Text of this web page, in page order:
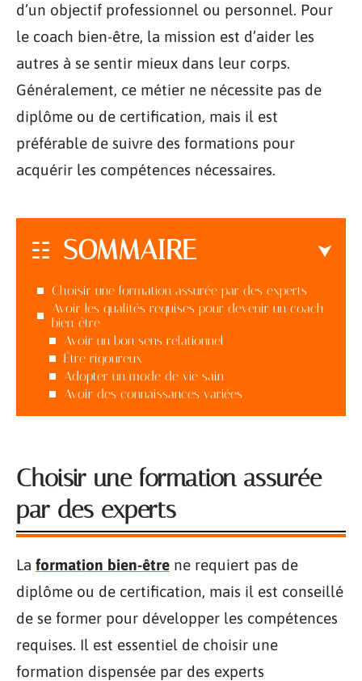
d’un objectif professionnel ou personnel. Pour
le coach bien-être, la mission est d’aider les
autres à se sentir mieux dans leur corps.
Généralement, ce métier ne nécessite pas de
diplôme ou de certification, mais il est
préférable de suivre des formations pour
acquérir les compétences nécessaires.
SOMMAIRE
Choisir une formation assurée par des experts
Avoir les qualités requises pour devenir un coach
bien-être
Avoir un bon sens relationnel
Être rigoureux
Adopter un mode de vie sain
Avoir des connaissances variées
Choisir une formation assurée
par des experts
La formation bien-être ne requiert pas de
diplôme ou de certification, mais il est conseillé
de se former pour développer les compétences
requises. Il est essentiel de choisir une
formation dispensée par des experts